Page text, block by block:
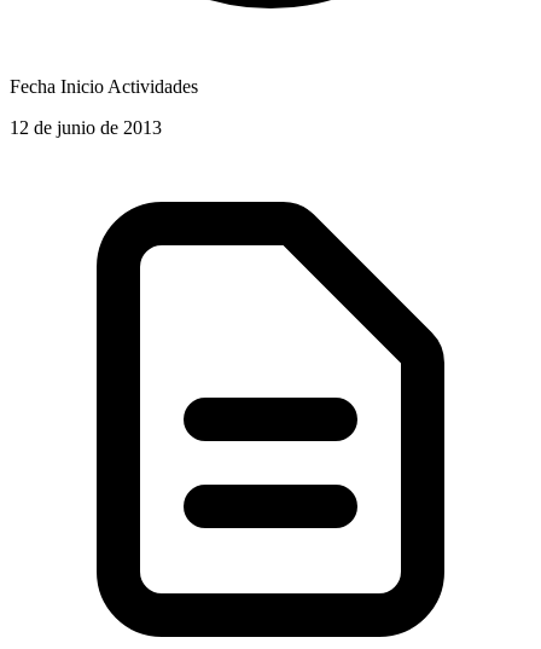
Fecha Inicio Actividades
12 de junio de 2013